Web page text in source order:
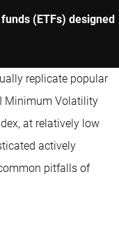
(ETFs) designed
replicate popular
Minimum Volatility
at relatively low
actively
pitfalls of